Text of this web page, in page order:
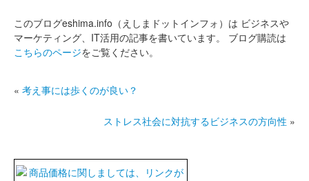
このブログeshima.info（えしまドットインフォ）は ビジネスや
マーケティング、IT活用の記事を書いています。
ブログ購読は
こちらのページをご覧ください。
« 考え事には歩くのが良い？
ストレス社会に対抗するビジネスの方向性 »